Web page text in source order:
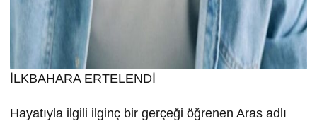
İLKBAHARA ERTELENDİ
Hayatıyla ilgili ilginç bir gerçeği öğrenen Aras adlı